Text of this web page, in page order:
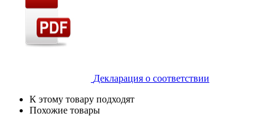
Декларация о соответствии
К этому товару подходят
Похожие товары